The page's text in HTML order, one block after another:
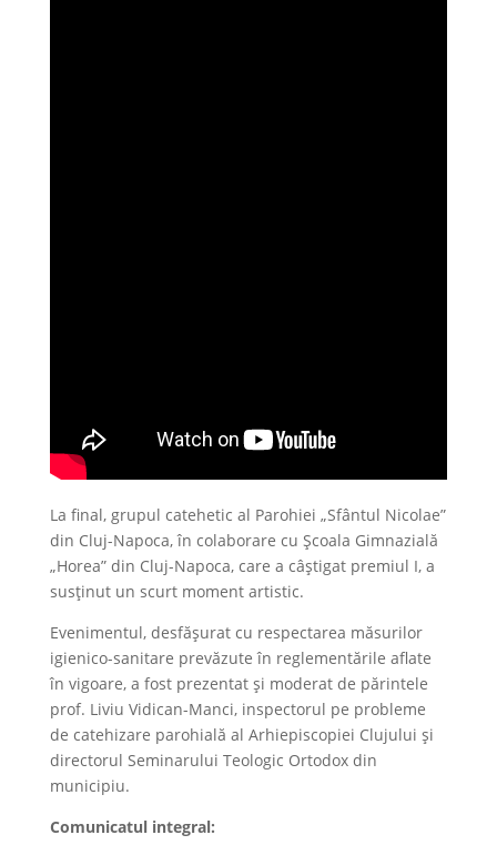
La final, grupul catehetic al Parohiei „Sfântul Nicolae”
din Cluj-Napoca, în colaborare cu Școala Gimnazială
„Horea” din Cluj-Napoca, care a câștigat premiul I, a
susținut un scurt moment artistic.
Evenimentul, desfășurat cu respectarea măsurilor
igienico-sanitare prevăzute în reglementările aflate
în vigoare, a fost prezentat și moderat de părintele
prof. Liviu Vidican-Manci, inspectorul pe probleme
de catehizare parohială al Arhiepiscopiei Clujului și
directorul Seminarului Teologic Ortodox din
municipiu.
Comunicatul integral: